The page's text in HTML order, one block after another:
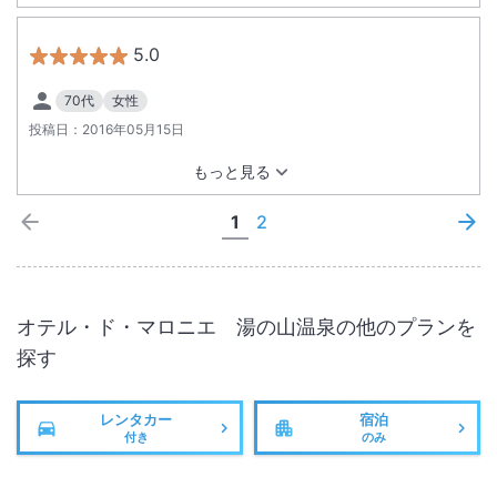
5.0
70代
女性
投稿日： 2016年05月15日
もっと見る
1 2
オテル・ド・マロニエ 湯の山温泉の他のプランを
探す
レンタカー
付き
宿泊
のみ